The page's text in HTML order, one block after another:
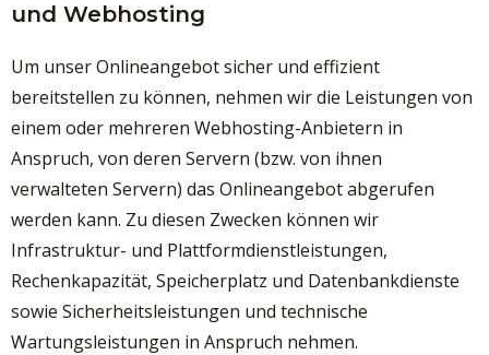
und Webhosting
Um unser Onlineangebot sicher und effizient
bereitstellen zu können, nehmen wir die Leistungen von
einem oder mehreren Webhosting-Anbietern in
Anspruch, von deren Servern (bzw. von ihnen
verwalteten Servern) das Onlineangebot abgerufen
werden kann. Zu diesen Zwecken können wir
Infrastruktur- und Plattformdienstleistungen,
Rechenkapazität, Speicherplatz und Datenbankdienste
sowie Sicherheitsleistungen und technische
Wartungsleistungen in Anspruch nehmen.